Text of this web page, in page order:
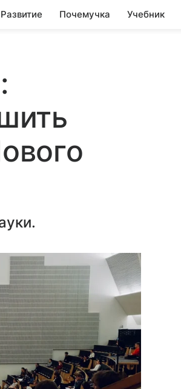
Развитие Почемучка Учебник